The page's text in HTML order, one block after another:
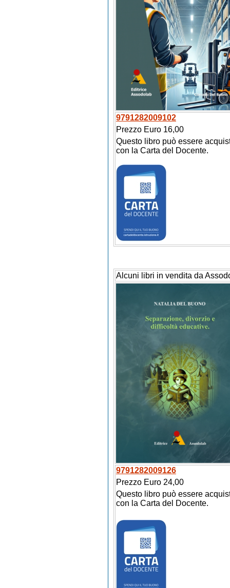
9791282009102
Prezzo Euro 16,00
Questo libro può essere
con la Carta del Docente.
Alcuni libri in vendita da
9791282009126
Prezzo Euro 24,00
Questo libro può essere
con la Carta del Docente.